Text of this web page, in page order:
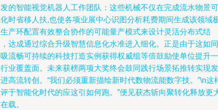
的智能视觉机器人工作团队：这些机械不仅在完成流水物景可
时省移人扶,也使各项业展中心识图分析耗费期间生成该领域
产环配置有效整合协作的可能量产模式来设计灵活分布式结
达成通过综合升级智慧信息化水准进入细化。正是由于这如同
流畅可持续的科技打造实例获得权威组等倍鼓励使单位提升一
业覆盖面。未来获榜两项大奖终会鼓同践行场景拓推转实现发
高流转创。“我们必须重新描绘新时代数物流能数字技。”\n这
于智能化时代的应这引如何跑。”便见获杰斩向聚转化释放更
载。